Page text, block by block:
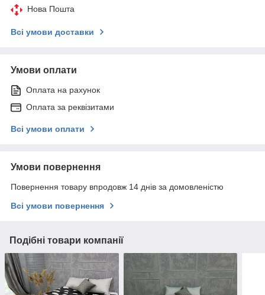
Нова Пошта
Всі умови доставки
Умови оплати
Оплата на рахунок
Оплата за реквізитами
Всі умови оплати
Умови повернення
Повернення товару впродовж 14 днів за домовленістю
Всі умови повернення
Подібні товари компанії